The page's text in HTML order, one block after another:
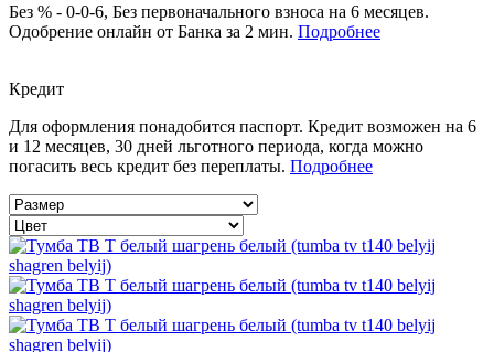
Без % - 0-0-6, Без первоначального взноса на 6 месяцев.
Одобрение онлайн от Банка за 2 мин. Подробнее
Кредит
Для оформления понадобится паспорт. Кредит возможен на 6
и 12 месяцев, 30 дней льготного периода, когда можно
погасить весь кредит без переплаты. Подробнее